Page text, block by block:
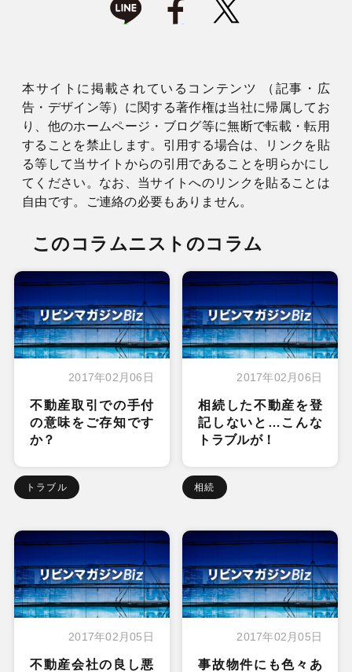
本サイトに掲載されているコンテンツ （記事・広
告・デザイン等）に関する著作権は当社に帰属してお
り、他のホームページ・ブログ等に無断で転載・転用
することを禁止します。引用する場合は、リンクを貼
る等して当サイトからの引用であることを明らかにし
てください。なお、当サイトへのリンクを貼ることは
自由です。ご連絡の必要もありません。
このコラムニストのコラム
2017年02月06日
不動産取引での手付
の意味をご存知です
か？
トラブル
2017年02月06日
相続した不動産を登
記しないと…こんな
トラブルが！
相続
2017年02月05日
不動産会社の良し悪
2017年02月05日
事故物件にも色々あ